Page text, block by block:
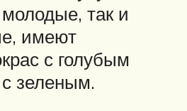
так и
имеют
с голубым
зеленым.